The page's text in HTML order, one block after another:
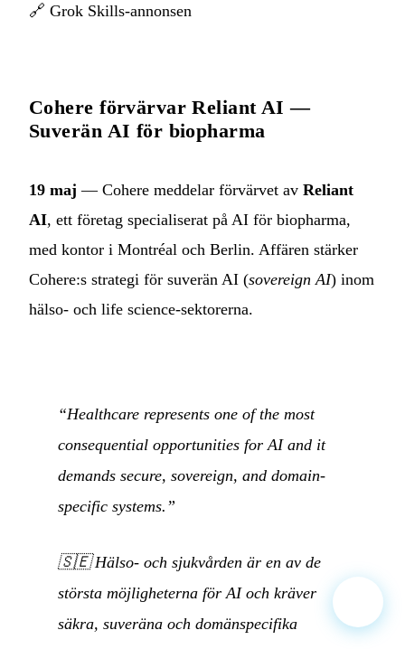
🔗 Grok Skills-annonsen
Cohere förvärvar Reliant AI —
Suverän AI för biopharma
19 maj — Cohere meddelar förvärvet av Reliant
AI, ett företag specialiserat på AI för biopharma,
med kontor i Montréal och Berlin. Affären stärker
Cohere:s strategi för suverän AI (sovereign AI) inom
hälso- och life science-sektorerna.
“Healthcare represents one of the most
consequential opportunities for AI and it
demands secure, sovereign, and domain-
specific systems.”
🇸🇪Hälso- och sjukvården är en av de
största möjligheterna för AI och kräver
säkra, suveräna och domänspecifika